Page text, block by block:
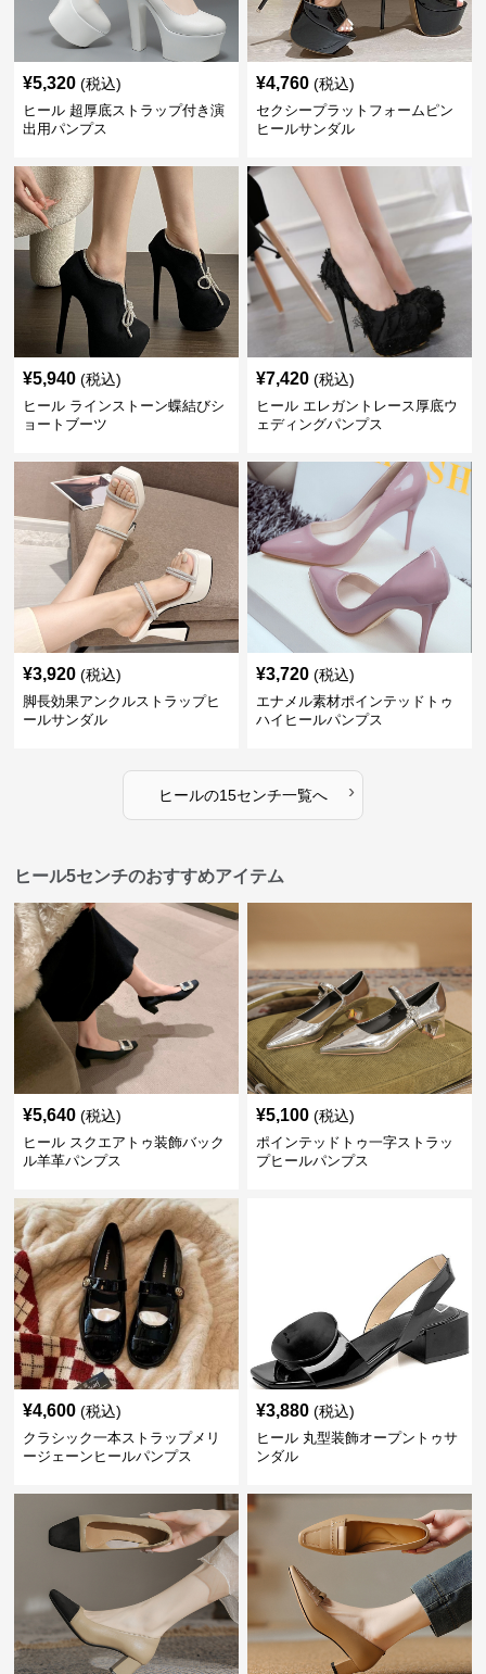
¥5,320 (税込)
ヒール 超厚底ストラップ付き演
出用パンプス
¥4,760 (税込)
セクシープラットフォームピン
ヒールサンダル
¥5,940 (税込)
ヒール ラインストーン蝶結びシ
ョートブーツ
¥7,420 (税込)
ヒール エレガントレース厚底ウ
ェディングパンプス
¥3,920 (税込)
脚長効果アンクルストラップヒ
ールサンダル
¥3,720 (税込)
エナメル素材ポインテッドトゥ
ハイヒールパンプス
ヒールの15センチ一覧へ ›
ヒール5センチのおすすめアイテム
¥5,640 (税込)
ヒール スクエアトゥ装飾バック
ル羊革パンプス
¥5,100 (税込)
ポインテッドトゥ一字ストラッ
プヒールパンプス
¥4,600 (税込)
クラシック一本ストラップメリ
ージェーンヒールパンプス
¥3,880 (税込)
ヒール 丸型装飾オープントゥサ
ンダル